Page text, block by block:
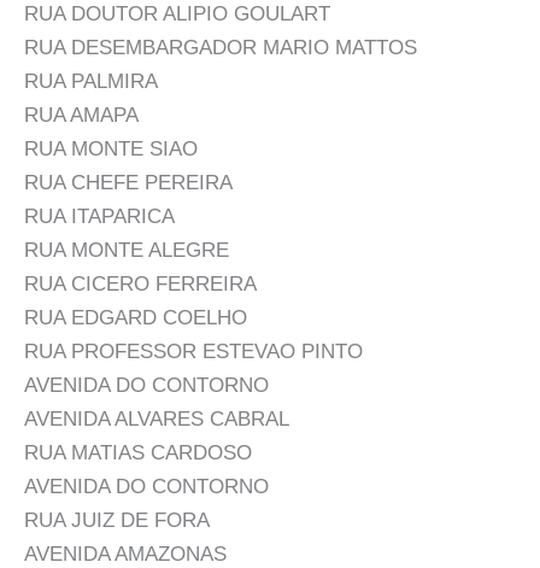
RUA DOUTOR ALIPIO GOULART
RUA DESEMBARGADOR MARIO MATTOS
RUA PALMIRA
RUA AMAPA
RUA MONTE SIAO
RUA CHEFE PEREIRA
RUA ITAPARICA
RUA MONTE ALEGRE
RUA CICERO FERREIRA
RUA EDGARD COELHO
RUA PROFESSOR ESTEVAO PINTO
AVENIDA DO CONTORNO
AVENIDA ALVARES CABRAL
RUA MATIAS CARDOSO
AVENIDA DO CONTORNO
RUA JUIZ DE FORA
AVENIDA AMAZONAS